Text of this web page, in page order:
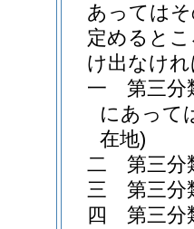
あっては
定めると
け出なけ
一
第三分
にあって
在地)
二
第三分
三
第三分
四
第三分